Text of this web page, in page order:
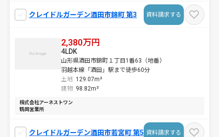
クレイドルガーデン酒田市錦町 第3 資料請求する
2,380万円
山形県酒田市錦町１丁目1番63（地番）
羽越本線「酒田」駅まで徒歩60分
土地 129.07m²
4LDK
建物 98.82m²
株式会社アーネストワン
鶴岡営業所
クレイドルガーデン酒田市若宮町 第5 資料請求する